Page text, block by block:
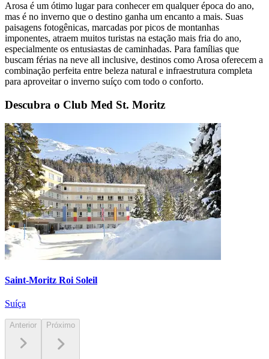
Arosa é um ótimo lugar para conhecer em qualquer época do ano,
mas é no inverno que o destino ganha um encanto a mais. Suas
paisagens fotogênicas, marcadas por picos de montanhas
imponentes, atraem muitos turistas na estação mais fria do ano,
especialmente os entusiastas de caminhadas. Para famílias que
buscam férias na neve all inclusive, destinos como Arosa oferecem a
combinação perfeita entre beleza natural e infraestrutura completa
para aproveitar o inverno suíço com todo o conforto.
Descubra o Club Med St. Moritz
Saint-Moritz Roi Soleil
Suíça
Anterior Próximo